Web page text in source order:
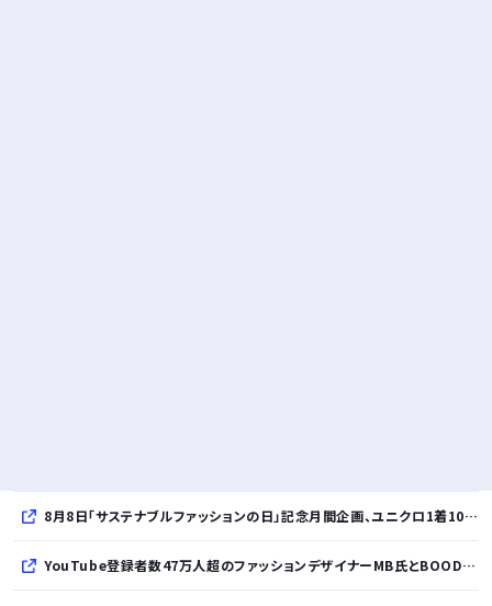
8月8日「サステナブルファッションの日」記念月間企画、ユニクロ1着100円買取保証とXプレゼントキャンペーンを実施
YouTube登録者数47万人超のファッションデザイナーMB氏とBOODYがコラボレーション。極上の着心地を追求した別注Tシャツが8月12日発売開始